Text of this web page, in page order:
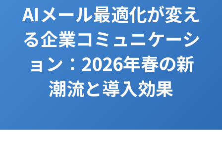
AIメール最適化が変え
る企業コミュニケーシ
ョン：2026年春の新
潮流と導入効果